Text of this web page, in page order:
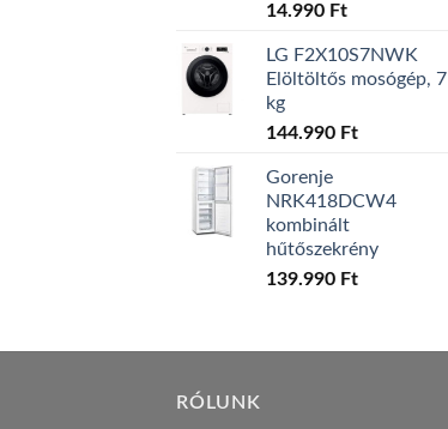
14.990 Ft
LG F2X10S7NWK
Elöltöltős mosógép, 7
kg
144.990 Ft
Gorenje
NRK418DCW4
kombinált
hűtőszekrény
139.990 Ft
RÓLUNK